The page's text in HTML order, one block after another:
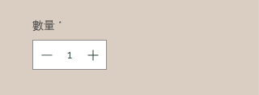
數量 *